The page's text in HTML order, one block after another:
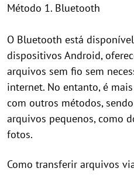
Método 1. Bluetooth
O Bluetooth está
dispositivos Android,
arquivos sem fio sem
internet. No entanto, é
com outros métodos,
arquivos pequenos, como
fotos.
Como transferir arquivos